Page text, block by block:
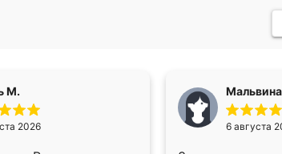
М.
2026
Мальвина
6 августа